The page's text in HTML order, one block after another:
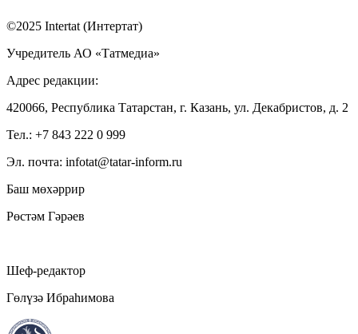
©2025 Intertat (Интертат)
Учредитель АО «Татмедиа»
Адрес редакции:
420066, Республика Татарстан, г. Казань, ул. Декабристов, д. 2
Тел.: +7 843 222 0 999
Эл. почта: infotat@tatar-inform.ru
Баш мөхәррир
Рөстәм Гәрәев
Шеф-редактор
Гөлүзә Ибраһимова